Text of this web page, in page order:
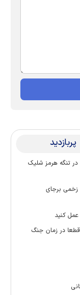
پربازدید
در تنگه هرمز شلیک
انفجار اتوبوس در حومه دمشق ۲ کشته و ۱۳ زخمی برجای
عمل کنید
در زمان جنگ